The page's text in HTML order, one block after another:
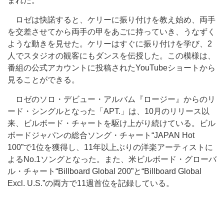
ロゼは快諾すると、ケリーに振り付けを教え始め、両手
を交差させてから両手の甲をあごに持っていき、うなずく
ような動きを見せた。ケリーはすぐに振り付けを学び、2
人でスタジオの観客にもダンスを伝授した。この模様は、
番組の公式アカウントに投稿されたYouTubeショートから
見ることができる。
ロゼのソロ・デビュー・アルバム『ロージー』からのリ
ード・シングルとなった「APT.」は、10月のリリース以
来、ビルボード・チャートを駆け上がり続けている。ビル
ボードジャパンの総合ソング・チャート“JAPAN Hot
100”で1位を獲得し、11年以上ぶりの洋楽アーティストに
よるNo.1ソングとなった。また、米ビルボード・グローバ
ル・チャート“Billboard Global 200”と“Billboard Global
Excl. U.S.”の両方で11週首位を記録している。